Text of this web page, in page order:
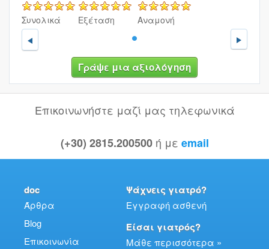
5/5
Συνολικά
5/5
Εξέταση
Αναμονή
Γράψε μια αξιολόγηση
Επικοινωνήστε μαζί μας τηλεφωνικά
(+30) 2815.200500 ή με email
doc
Άρθρα
Blog
Επικοινωνία
Ψάχνεις γιατρό?
Εγγραφή ασθενή
Είσαι γιατρός?
Μάθε περισσότερα »